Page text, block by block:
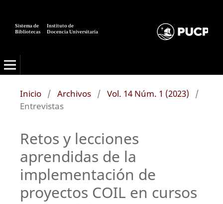
Sistema de
Bibliotecas
Instituto de
Docencia Universitaria
Inicio / Archivos / Vol. 14 Núm. 1 (2023)
/
Entrevistas
Retos y lecciones
aprendidas de la
implementación de
proyectos COIL en cursos